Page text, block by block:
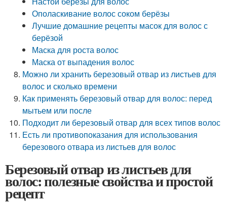
Ополаскивание волос соком берёзы
Лучшие домашние рецепты масок для волос с
берёзой
Маска для роста волос
Маска от выпадения волос
Можно ли хранить березовый отвар из листьев для
волос и сколько времени
Как применять березовый отвар для волос: перед
мытьем или после
Подходит ли березовый отвар для всех типов волос
Есть ли противопоказания для использования
березового отвара из листьев для волос
Березовый отвар из листьев для
волос: полезные свойства и простой
рецепт